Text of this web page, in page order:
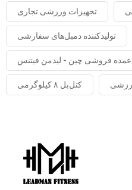
تجهیزات ورزشی تجاری
تولیدکننده دمبل‌های سفارشی
فروشی چین - لیدمن فیتنس
کتل‌بل ۸ کیلوگرمی